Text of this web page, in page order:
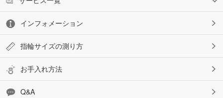
インフォメーション
指輪サイズの測り方
お手入れ方法
Q&A